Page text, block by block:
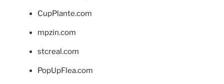
CupPlante.com
mpzin.com
stcreal.com
PopUpFlea.com